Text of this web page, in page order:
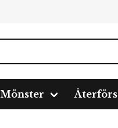
Mönster